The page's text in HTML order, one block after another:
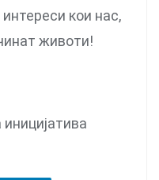
интереси кои нас,
животи!